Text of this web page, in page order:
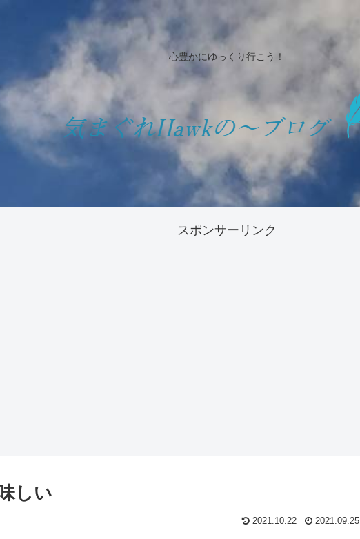
心豊かにゆっくり行こう！
スポンサーリンク
しい
2021.10.22 2021.09.25